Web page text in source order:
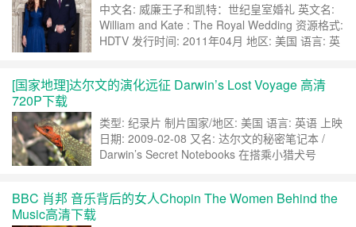
中文名: 威廉王子和凯特：世纪皇室婚礼 英文名:
William and Kate : The Royal Wedding 资源格式:
HDTV 发行时间: 2011年04月 地区: 美国 语言: 英
女儿夏洛特公主出生的时候，全世界都在瞩目，为
[国家地理]达尔文的演化远征 Darwin’s Lost Voyage 高清
720P下载
类型: 纪录片 制片国家/地区: 美国 语言: 英语 上映
日期: 2009-02-08 又名: 达尔文的秘密笔记本 /
Darwin’s Secret Notebooks 在搭乘小猎犬号
他最大的顿悟并不是发生在加拉巴哥群岛上，其实
BBC 肖邦 音乐背后的女人Chopin The Women Behind the
Music高清下载